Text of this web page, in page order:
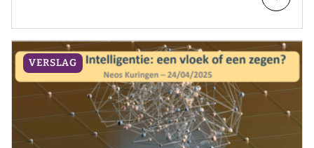
VERSLAG